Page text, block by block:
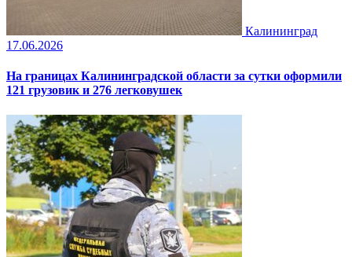
Калининград
17.06.2026
На границах Калининградской области за сутки оформили
121 грузовик и 276 легковушек